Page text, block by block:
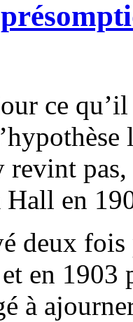
ce
revint
Hall en
deux
en 1903
à